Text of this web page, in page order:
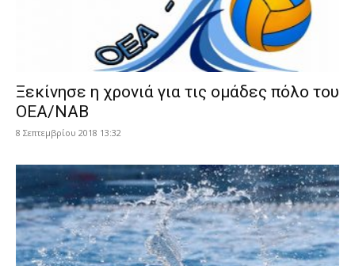
Ξεκίνησε η χρονιά για τις ομάδες πόλο του
ΟΕΑ/ΝΑΒ
8 Σεπτεμβρίου 2018 13:32